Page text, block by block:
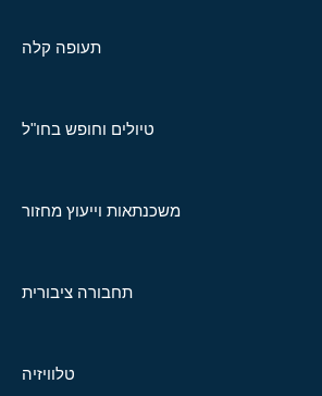
תעופה קלה
טיולים וחופש בחו"ל
משכנתאות וייעוץ מחזור
תחבורה ציבורית
טלוויזיה